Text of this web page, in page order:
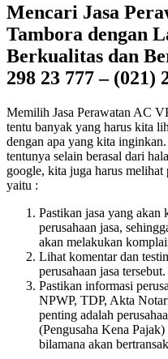
Mencari Jasa
Tambora dengan
Berkualitas dan
298 23 777 – (021)
Memilih Jasa Perawatan AC
tentu banyak yang harus kita
dengan apa yang kita
tentunya selain berasal dari
google, kita juga harus
yaitu :
Pastikan jasa yang akan
perusahaan jasa,
akan melakukan
Lihat komentar dan
perusahaan jasa tersebut.
Pastikan informasi
NPWP, TDP, Akta
penting adalah
(Pengusaha Kena
bilamana akan